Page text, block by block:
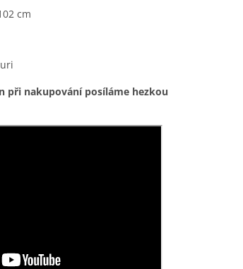
cm
při nakupování posíláme hezkou